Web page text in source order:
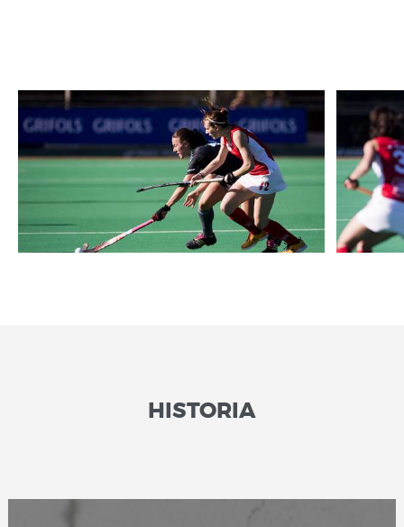
HISTORIA